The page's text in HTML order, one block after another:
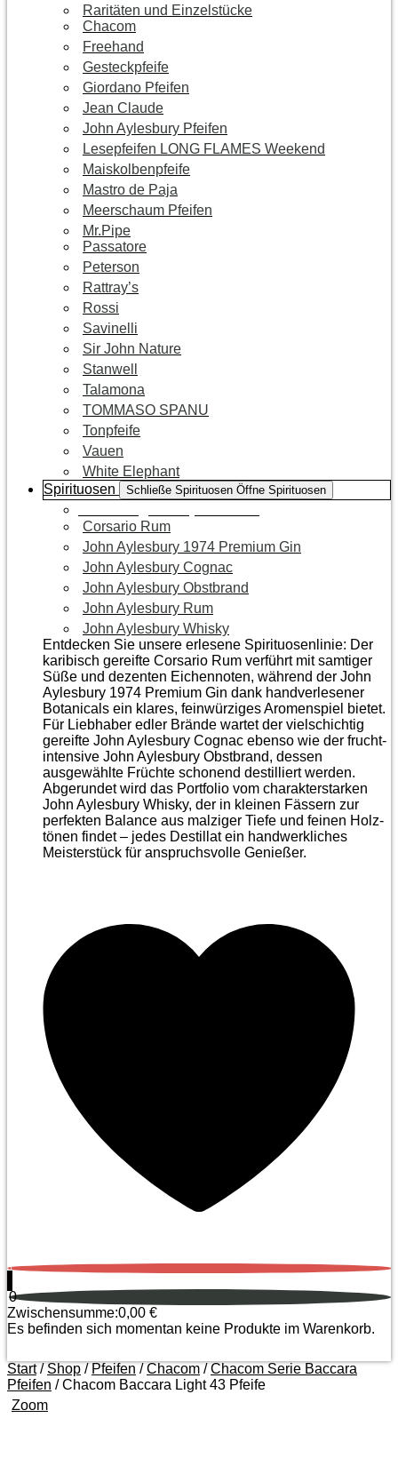
Raritäten und Einzelstücke
Chacom
Freehand
Gesteckpfeife
Giordano Pfeifen
Jean Claude
John Aylesbury Pfeifen
Lesepfeifen LONG FLAMES Weekend
Maiskolbenpfeife
Mastro de Paja
Meerschaum Pfeifen
Mr.Pipe
Passatore
Peterson
Rattray’s
Rossi
Savinelli
Sir John Nature
Stanwell
Talamona
TOMMASO SPANU
Tonpfeife
Vauen
White Elephant
Spirituosen
Schließe Spirituosen Öffne Spirituosen
Corsario Rum
John Aylesbury 1974 Premium Gin
John Aylesbury Cognac
John Aylesbury Obstbrand
John Aylesbury Rum
John Aylesbury Whisky
Entdecken Sie unsere erlesene Spirituosenlinie: Der
karibisch gereifte Corsario Rum verführt mit samtiger
Süße und dezenten Eichen­noten, während der John
Aylesbury 1974 Premium Gin dank handverlesener
Botanicals ein klares, feinwürziges Aromenspiel bietet.
Für Liebhaber edler Brände wartet der vielschichtig
gereifte John Aylesbury Cognac ebenso wie der frucht­
intensive John Aylesbury Obstbrand, dessen
ausgewählte Früchte schonend destilliert werden.
Abgerundet wird das Portfolio vom charakterstarken
John Aylesbury Whisky, der in kleinen Fässern zur
perfekten Balance aus malziger Tiefe und feinen Holz­
tönen findet – jedes Destillat ein handwerkliches
Meister­stück für anspruchsvolle Genießer.
0
0
Zwischensumme:0,00 €
Es befinden sich momentan keine Produkte im Warenkorb.
Start/ Shop / Pfeifen /Chacom /Chacom Serie Baccara
Pfeifen / Chacom Baccara Light 43 Pfeife
Zoom